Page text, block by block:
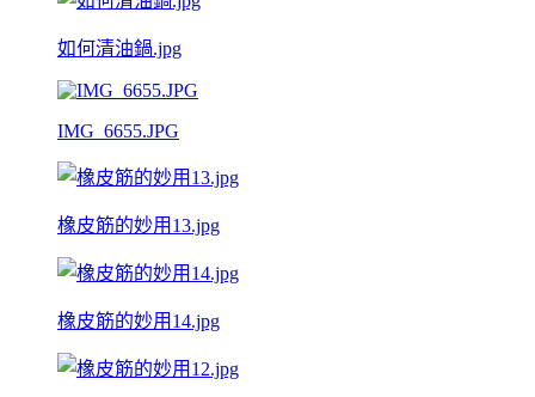
如何清油鍋.jpg
IMG_6655.JPG
橡皮筋的妙用13.jpg
橡皮筋的妙用14.jpg